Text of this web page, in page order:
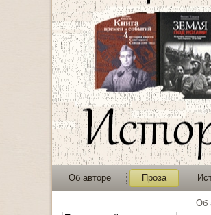
Об авторе Проза
Об